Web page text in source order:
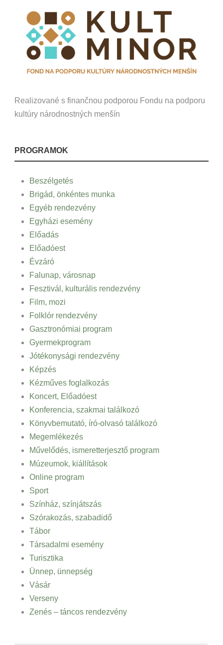
Realizované s finančnou podporou Fondu na podporu
kultúry národnostných menšín
PROGRAMOK
Beszélgetés
Brigád, önkéntes munka
Egyéb rendezvény
Egyházi esemény
Előadás
Előadóest
Évzáró
Falunap, városnap
Fesztivál, kulturális rendezvény
Film, mozi
Folklór rendezvény
Gasztronómiai program
Gyermekprogram
Jótékonysági rendezvény
Képzés
Kézműves foglalkozás
Koncert, Előadóest
Konferencia, szakmai találkozó
Könyvbemutató, író-olvasó találkozó
Megemlékezés
Művelődés, ismeretterjesztő program
Múzeumok, kiállítások
Online program
Sport
Színház, színjátszás
Szórakozás, szabadidő
Tábor
Társadalmi esemény
Turisztika
Ünnep, ünnepség
Vásár
Verseny
Zenés – táncos rendezvény